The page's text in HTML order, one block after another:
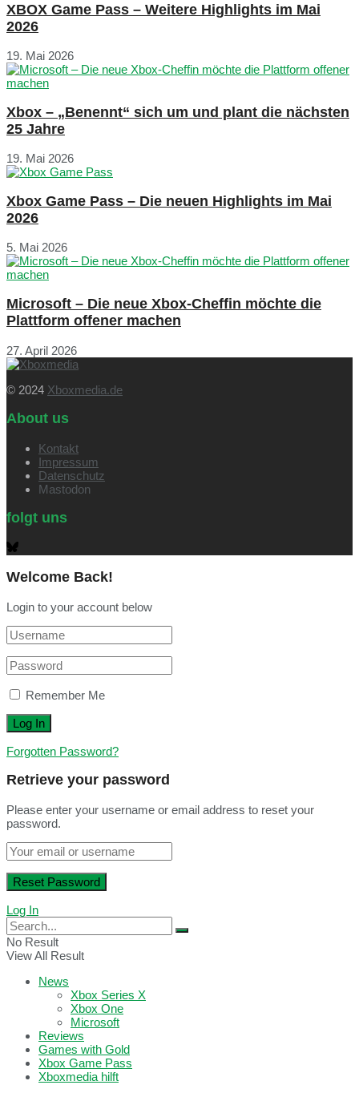
XBOX Game Pass – Weitere Highlights im Mai
2026
19. Mai 2026
Xbox – „Benennt“ sich um und plant die nächsten
25 Jahre
19. Mai 2026
Xbox Game Pass – Die neuen Highlights im Mai
2026
5. Mai 2026
Microsoft – Die neue Xbox-Cheffin möchte die
Plattform offener machen
27. April 2026
© 2024 Xboxmedia.de
About us
Kontakt
Impressum
Datenschutz
Mastodon
folgt uns
Welcome Back!
Login to your account below
Remember Me
Forgotten Password?
Retrieve your password
Please enter your username or email address to reset your
password.
Log In
No Result
View All Result
News
Xbox Series X
Xbox One
Microsoft
Reviews
Games with Gold
Xbox Game Pass
Xboxmedia hilft